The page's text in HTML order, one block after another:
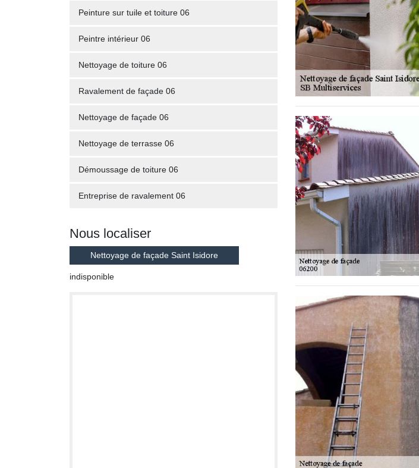
Peinture sur tuile et toiture 06
Peintre intérieur 06
Nettoyage de toiture 06
Ravalement de façade 06
Nettoyage de façade 06
Nettoyage de terrasse 06
Démoussage de toiture 06
Entreprise de ravalement 06
Nous localiser
Nettoyage de façade Saint Isidore
indisponible